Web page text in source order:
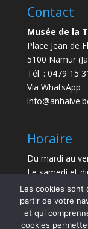
Contact
Musée de la
Place Jean de
5100 Namur
Tél. : 0479 15
Via WhatsApp
Horaire
Du mardi au
Le samedi et
Durée de la
Le Musée
Les cookies sont
partir de votre
et qui
cookies